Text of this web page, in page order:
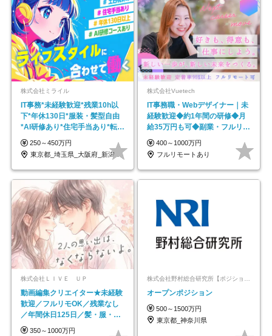
株式会社ミライル
IT事務*未経験歓迎*残業10h以
下*年休130日*服装・髪型自由
*AI研修あり*住宅手当あり*転勤
なし
250～450万円
東京都_埼玉県_大阪府_新潟県_福岡県
株式会社Vuetech
IT事務職・Webデザイナー｜未
経験歓迎◆約1年間の研修◆月
給35万円も可◆副業・フルリモ
ート可◆年休126日
400～1000万円
フルリモートあり
株式会社ＬＩＶＥ ＵＰ
動画編集クリエイター★未経験
歓迎／フルリモOK／残業なし
／年間休日125日／髪・服・ネ
イル自由／研修充実で安心
350～1000万円
オープンポジション
500～1500万円
東京都_神奈川県